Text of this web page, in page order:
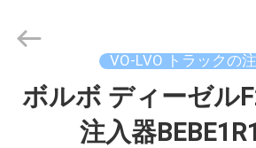
家
Copyright
Dongguan
Guanlian
VO-LVO トラックの
ボルボ ディーゼル
注入器